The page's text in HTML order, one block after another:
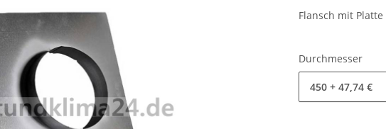
Flansch mit
Durchmesser
450 + 47,74 €